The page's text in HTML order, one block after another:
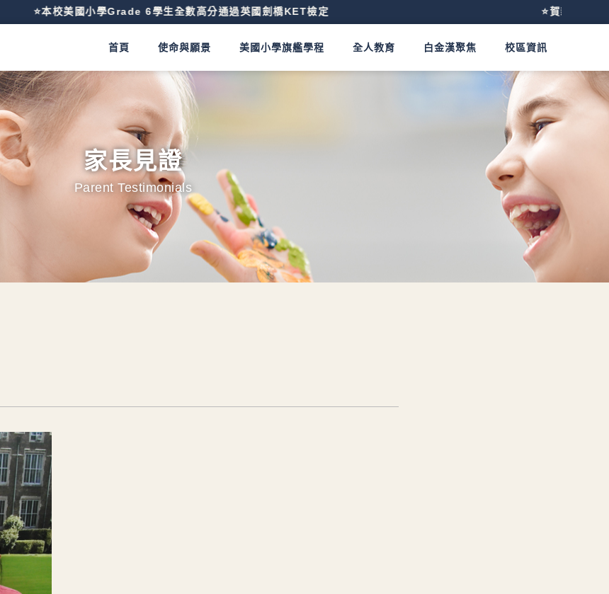
⭐️本校美國小學Grade 6學生全數高分通過英國劍橋KET檢定 ⭐️賀新校開幕～台北
首頁 使命與願景 美國小學旗艦學程 全人教育 白金漢聚焦 校區資訊
家長見證
Parent Testimonials